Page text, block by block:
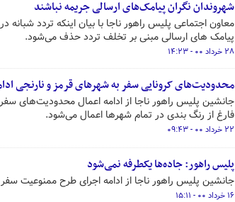
شهروندان نگران پیامک‌های ارسالی جریمه نباشند
پیامک های ارسالی مبنی بر تخلف تردد حذف می‌شود.
۲۸ خرداد ۰۰ - ۱۴:۲۳
محدودیت‌های کرونایی سفر به شهرهای قرمز و نارنجی
جانشین پلیس راهور ناجا از ادامه اعمال محدودیت‌های
فارغ از رنگ بندی در تمام شهرها اعمال می‌شود.
۲۲ خرداد ۰۰ - ۰۹:۴۳
پلیس راهور: جاده‌ها یکطرفه نمی‌شود
جانشین پلیس راهور ناجا از ادامه اجرای طرح ممنوعیت سفر بین استانی
۱۶ خرداد ۰۰ - ۱۵:۱۱